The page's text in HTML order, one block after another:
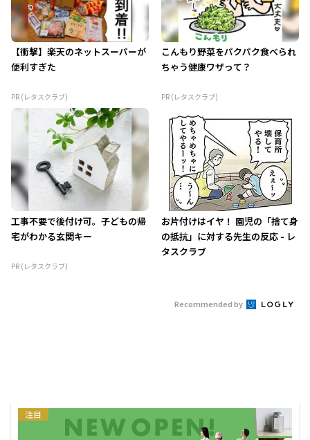
【衝撃】楽天のネットスーパーが
便利すぎた
PR (レタスクラブ)
こんもり野菜をパクパク食べられ
ちゃう健康ワザって？
PR (レタスクラブ)
工事不要で後付け可。子どもの帰
宅がわかる玄関キー
PR (レタスクラブ)
お片付けはイヤ！ 園児の「捨て身
の抵抗」に対する先生の反応 - レ
タスクラブ
Recommended by
注目